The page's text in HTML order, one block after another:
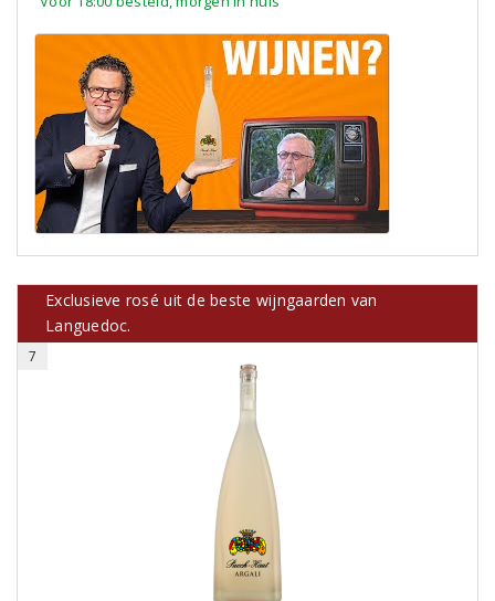
Exclusieve rosé uit de beste wijngaarden van
Languedoc.
7